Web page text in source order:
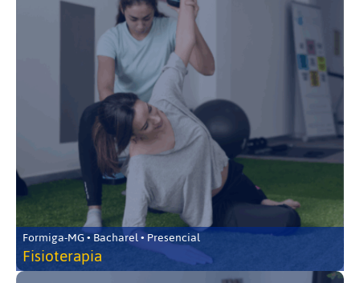
Formiga-MG • Bacharel • Presencial
Fisioterapia